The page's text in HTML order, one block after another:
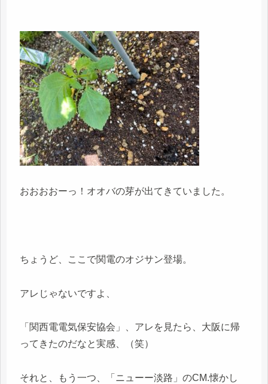
おおおおーっ！オオバの芽が出てきていました。
ちょうど、ここで関電のオジサン登場。
アレじゃないですよ、
「関西電電気保安協会」、アレを見たら、大阪に帰
ってきたのだなと実感、（笑）
それと、もう一つ、「ニューー淡路」のCM.懐かし